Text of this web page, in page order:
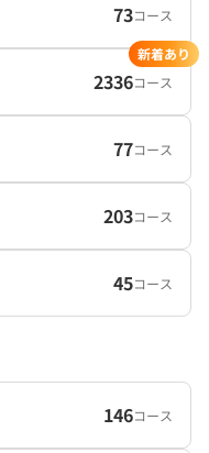
73コース
2336コース
新着あり
77コース
203コース
45コース
146コース